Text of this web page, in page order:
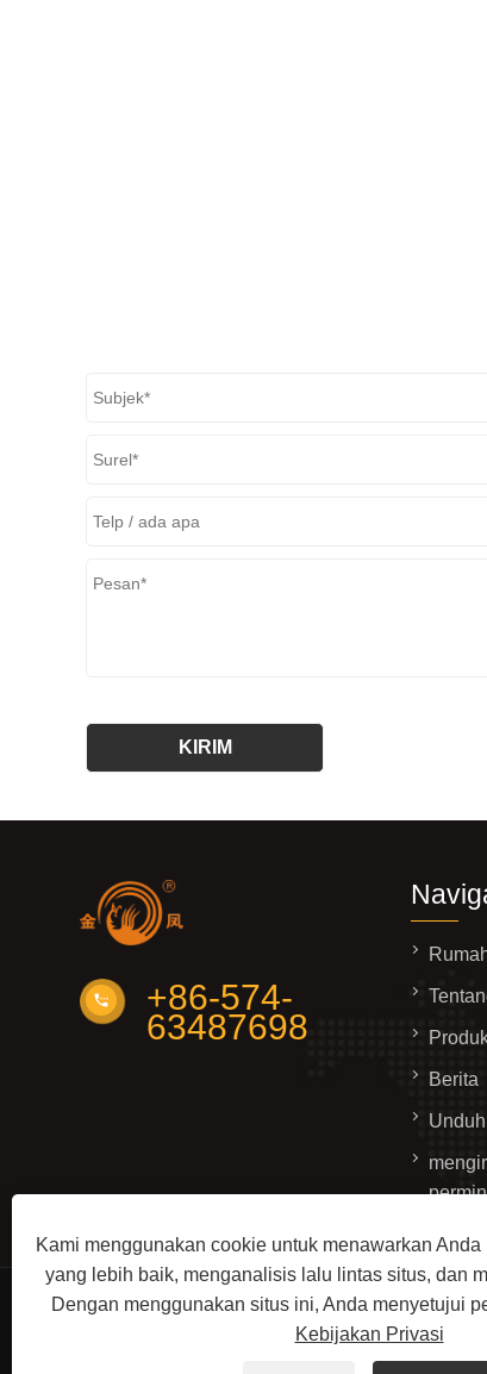
Kami menggunakan cookie untuk menawarkan
yang lebih baik, menganalisis lalu lintas situs, dan
Dengan menggunakan situs ini, Anda menyetujui
Kebijakan Privasi
+86-574-
63487698
Berita
Unduh
Hak Cipta © 2022 Ningbo JinFeng Pengelasan
Mesin Pemotong, Jalur Pemotongan Robot